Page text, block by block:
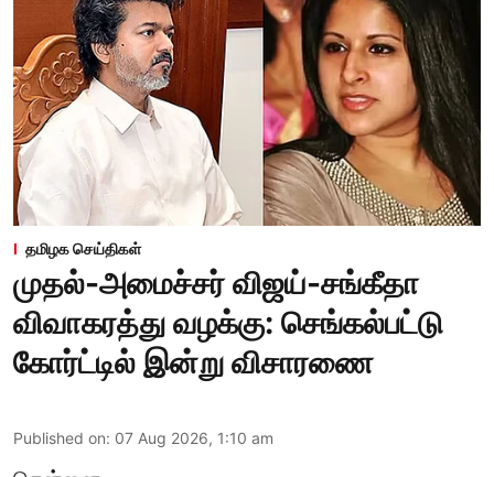
தமிழக செய்திகள்
முதல்-அமைச்சர் விஜய்-சங்கீதா
விவாகரத்து வழக்கு: செங்கல்பட்டு
கோர்ட்டில் இன்று விசாரணை
Published on: 07 Aug 2026, 1:10 am